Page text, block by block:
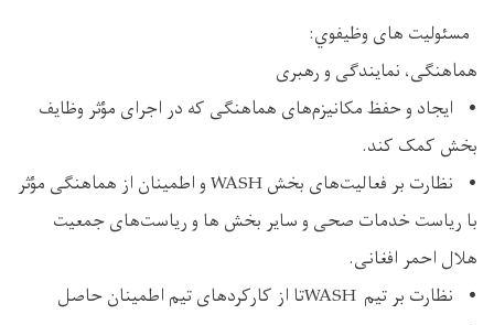
مسئولیت های وظیفوي:
هماهنگی، نمایندگی و رهبری
• ایجاد و حفظ مکانیزم‌های هماهنگی که در اجرای مؤثر وظایف
بخش کمک کند.
• نظارت بر فعالیت‌های بخش WASH و اطمینان از هماهنگی مؤثر
با ریاست خدمات صحی و سایر بخش ها و ریاست‌های جمعیت
هلال احمر افغانی.
• نظارت بر تیم WASHتا از کارکردهای تیم اطمینان حاصل